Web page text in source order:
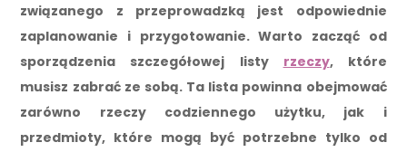
związanego z przeprowadzką jest odpowiednie
zaplanowanie i przygotowanie. Warto zacząć od
sporządzenia szczegółowej listy rzeczy, które
musisz zabrać ze sobą. Ta lista powinna obejmować
zarówno rzeczy codziennego użytku, jak i
przedmioty, które mogą być potrzebne tylko od